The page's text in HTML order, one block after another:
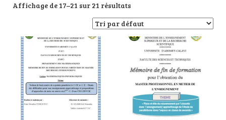
Affichage de 17–21 sur 21 résultats